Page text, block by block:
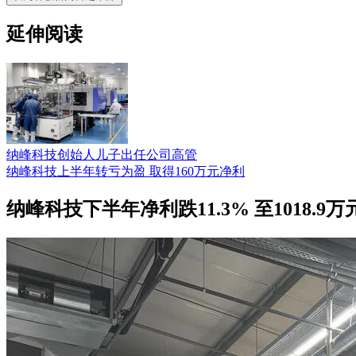
延伸阅读
纳峰科技创始人儿子出任公司高管
纳峰科技上半年转亏为盈 取得160万元净利
纳峰科技下半年净利跌11.3% 至1018.9万